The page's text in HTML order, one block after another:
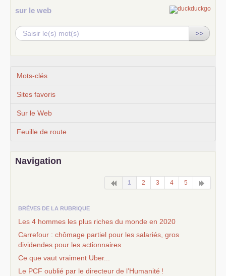
sur le web
>>
Mots-clés
Sites favoris
Sur le Web
Feuille de route
Navigation
1 2 3 4 5
BRÈVES DE LA RUBRIQUE
Les 4 hommes les plus riches du monde en 2020
Carrefour : chômage partiel pour les salariés, gros
dividendes pour les actionnaires
Ce que vaut vraiment Uber...
Le PCF oublié par le directeur de l’Humanité !